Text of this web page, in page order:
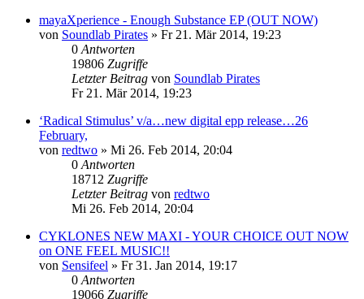
mayaXperience - Enough Substance EP (OUT NOW)
von Soundlab Pirates » Fr 21. Mär 2014, 19:23
0 Antworten
19806 Zugriffe
Letzter Beitrag von Soundlab Pirates
Fr 21. Mär 2014, 19:23
‘Radical Stimulus’ v/a…new digital epp release…26
February,
von redtwo » Mi 26. Feb 2014, 20:04
0 Antworten
18712 Zugriffe
Letzter Beitrag von redtwo
Mi 26. Feb 2014, 20:04
CYKLONES NEW MAXI - YOUR CHOICE OUT NOW
on ONE FEEL MUSIC!!
von Sensifeel » Fr 31. Jan 2014, 19:17
0 Antworten
19066 Zugriffe